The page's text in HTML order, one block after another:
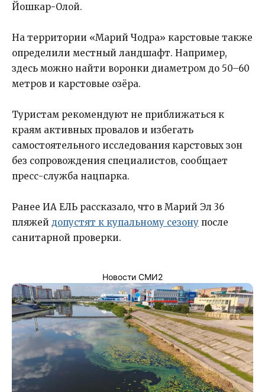
Йошкар-Олой.
На территории «Марий Чодра» карстовые также
определили местный ландшафт. Например,
здесь можно найти воронки диаметром до 50–60
метров и карстовые озёра.
Туристам рекомендуют не приближаться к
краям активных провалов и избегать
самостоятельного исследования карстовых зон
без сопровождения специалистов, сообщает
пресс-служба нацпарка.
Ранее ИА ЕЛЬ рассказало, что в Марий Эл 36
пляжей допустят к купальному сезону после
санитарной проверки.
Новости СМИ2